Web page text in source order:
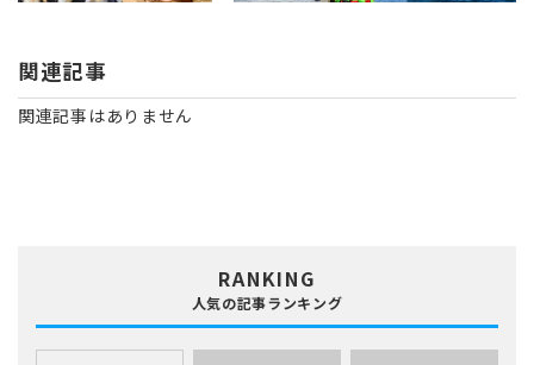
関連記事
関連記事はありません
RANKING
人気の記事ランキング